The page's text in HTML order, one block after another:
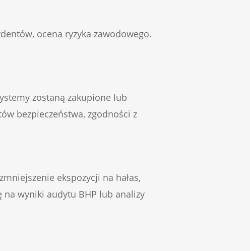
ocena ryzyka zawodowego.
zostaną zakupione lub
bezpieczeństwa, zgodności z
ekspozycji na hałas,
na wyniki audytu BHP lub analizy